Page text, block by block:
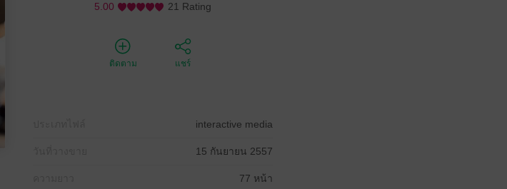
5.00 21 Rating
ติดตาม แชร์
interactive media
15 กันยายน 2557
77 หน้า